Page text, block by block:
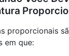
proporcionais
em que: